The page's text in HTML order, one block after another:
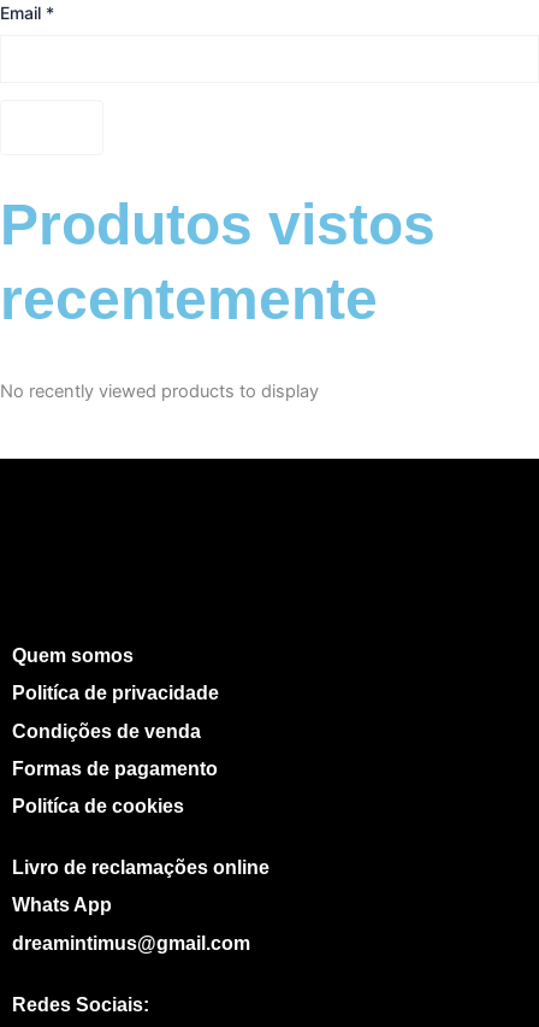
Email *
Produtos vistos
recentemente
No recently viewed products to display
Quem somos
Politíca de privacidade
Condições de venda
Formas de pagamento
Politíca de cookies
Livro de reclamações online
Whats App
dreamintimus@gmail.com
Redes Sociais: